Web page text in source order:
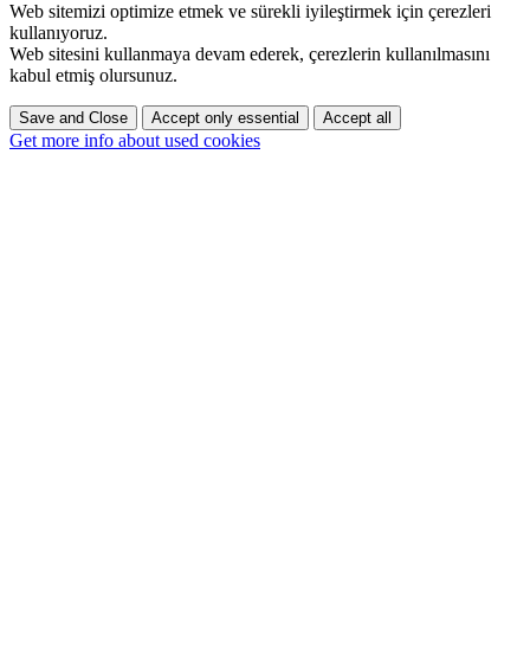
Web sitemizi optimize etmek ve sürekli iyileştirmek için çerezleri
kullanıyoruz.
Web sitesini kullanmaya devam ederek, çerezlerin kullanılmasını
kabul etmiş olursunuz.
Save and Close Accept only essential Accept all
Get more info about used cookies